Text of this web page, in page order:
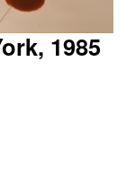
1985